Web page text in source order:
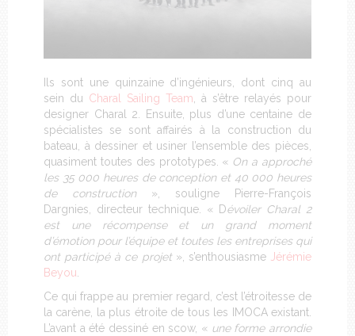
Ils sont une quinzaine d’ingénieurs, dont cinq au
sein du Charal Sailing Team, à s’être relayés pour
designer Charal 2. Ensuite, plus d’une centaine de
spécialistes se sont affairés à la construction du
bateau, à dessiner et usiner l’ensemble des pièces,
quasiment toutes des prototypes. « On a approché
les 35 000 heures de conception et 40 000 heures
de construction», souligne Pierre-François
Dargnies, directeur technique. « Dévoiler Charal 2
est une récompense et un grand moment
d’émotion pour l’équipe et toutes les entreprises qui
ont participé à ce projet», s’enthousiasme Jérémie
Beyou.
Ce qui frappe au premier regard, c’est l’étroitesse de
la carène, la plus étroite de tous les IMOCA existant.
L’avant a été dessiné en scow, « une forme arrondie